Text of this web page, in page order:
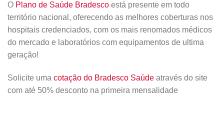
O Plano de Saúde Bradesco está presente em todo
território nacional, oferecendo as melhores coberturas nos
hospitais credenciados, com os mais renomados médicos
do mercado e laboratórios com equipamentos de ultima
geração!
Solicite uma cotação do Bradesco Saúde através do site
com até 50% desconto na primeira mensalidade